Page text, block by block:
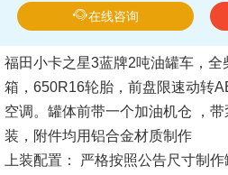
在线咨询
福田小卡之星3蓝牌2吨油罐车，
箱，650R16轮胎，前盘限速动转
空调。罐体前带一个加油机仓 ，
装，附件均用铝合金材质制作
上装配置： 严格按照公告尺寸制